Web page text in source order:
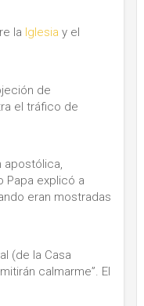
la Iglesia y el
de
el tráfico de
apostólica,
Papa explicó a
eran mostradas
(de la Casa
calmarme”. El